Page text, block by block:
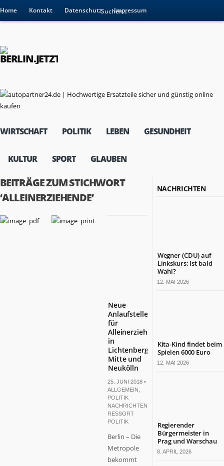
Home Kontakt Datenschutz Impressum
WIRTSCHAFT POLITIK LEBEN GESUNDHEIT
KULTUR SPORT GLAUBEN
BEITRÄGE ZUM STICHWORT
‘ALLEINERZIEHENDE’
Neue
Anlaufstellen
für
Alleinerziehende
in
Lichtenberg,
Mitte und
Neukölln
25. JUNI 2018 •
ALLGEMEIN
POLITIK
NACHRICHTEN
RESSORT
POLITIK
Berlin – Die
Metropole
bekommt
NACHRICHTEN
Wegner (CDU) auf
Linkskurs: Ist bald
Wahl?
12. MAI 2026
Kita-Kind findet beim
Spielen 6000 Euro
12. MAI 2026
Regierender
Bürgermeister in
Prag und Warschau
8. APRIL 2026